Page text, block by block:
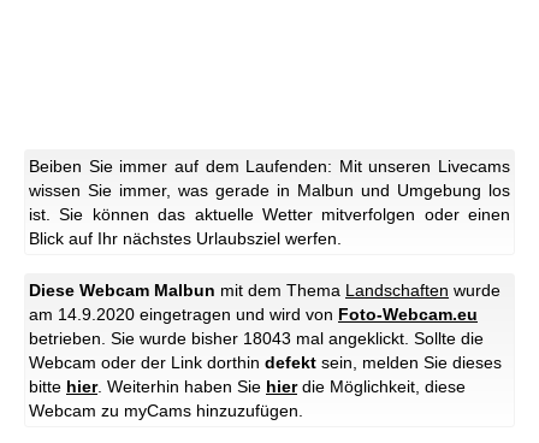
Beiben Sie immer auf dem Laufenden: Mit unseren Livecams
wissen Sie immer, was gerade in Malbun und Umgebung los
ist. Sie können das aktuelle Wetter mitverfolgen oder einen
Blick auf Ihr nächstes Urlaubsziel werfen.
Diese Webcam Malbun mit dem Thema Landschaften wurde
am 14.9.2020 eingetragen und wird von Foto-Webcam.eu
betrieben. Sie wurde bisher 18043 mal angeklickt. Sollte die
Webcam oder der Link dorthin defekt sein, melden Sie dieses
bitte hier. Weiterhin haben Sie hierdie Möglichkeit, diese
Webcam zu myCams hinzuzufügen.